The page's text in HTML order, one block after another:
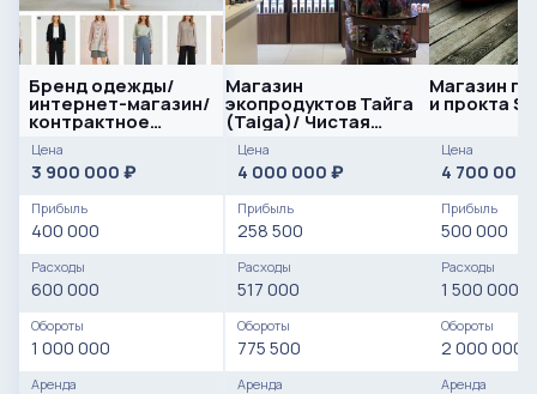
Бренд одежды/
интернет-магазин/
контрактное
производство
Цена
3 900 000 ₽
Прибыль
400 000
Расходы
600 000
Обороты
1 000 000
Аренда
Магазин
экопродуктов Тайга
(Taiga)/ Чистая
прибыль 275 000
рублей
Цена
4 000 000 ₽
Прибыль
258 500
Расходы
517 000
Обороты
775 500
Аренда
Магазин
и прокта
Цена
4 700 000
Прибыль
500 000
Расходы
1 500 000
Обороты
2 000 000
Аренда